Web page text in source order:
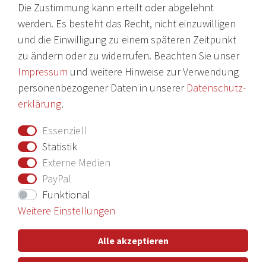
Impressum
Daten­schutz­erklärung
AGB
Barrierefreiheitserklärung
Widerrufs­recht
Vertrag widerrufen
Nichts verpassen mit unserem Newsletter
Hiermit bestätige ich, dass ich dieDaten­schutz­erklärunggelesen
habe. Meine Einwilligung kann ich jederzeit widerrufen.**
Die Zustimmung kann erteilt oder abgelehnt
werden. Es besteht das Recht, nicht einzuwilligen
und die Einwilligung zu einem späteren Zeitpunkt
zu ändern oder zu widerrufen. Beachten Sie unser
Impressum und weitere Hinweise zur Verwendung
personenbezogener Daten in unserer Daten­schutz­
erklärung.
Essenziell
Statistik
Externe Medien
PayPal
Funktional
Weitere Einstellungen
Alle akzeptieren